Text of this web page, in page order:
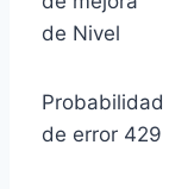
de Nivel
Probabilidad
de error 429